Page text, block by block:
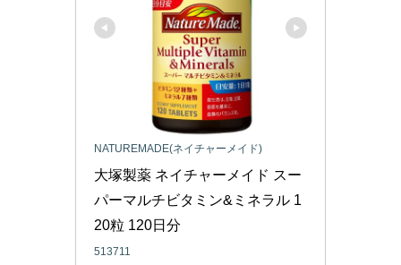
NATUREMADE(ネイチャーメイド)
大塚製薬 ネイチャーメイド スー
パーマルチビタミン&ミネラル 1
20粒 120日分
513711